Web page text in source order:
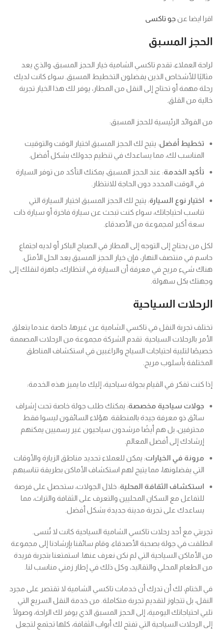
اقرا ايضا عن جو تاكسى
الحجز المسبق
لراحة العملاء، تقدم تاكسي الشامية خيار الحجز المسبق، والذي يعد
مثاليًا للأشخاص الذين يفضلون التخطيط المسبق. سواء كانت لديك
رحلة مهمة أو تحتاج إلى النقل من المطار، يوفر لك هذا الخيار تجربة
خالية من القلق.
من الفوائد الرئيسية للحجز المسبق:
تخطيط أفضل: يتيح لك الحجز المسبق اختيار الوقت والتوقيت
المناسب لك، مما يساعدك في تنظيم جدولك بشكل أفضل.
تأكيد الخدمة: عند الحجز المسبق، يمكنك التأكد من توفر السيارة
في الوقت المحدد دون الحاجة للانتظار.
اختيار نوع السيارة: يتيح لك الحجز المسبق اختيار السيارة التي
تناسب احتياجاتك، سواء كنت تبحث عن سيارة فاخرة أو سيارة ذات
سعة أكبر لمجموعة من الأصدقاء.
لكل من يحتاج إلى التوجه إلى المطار في الصباح الباكر أو لديه اجتماع
حاسم في منتصف النهار، فإن خيار الحجز المسبق يعد الحل الأمثل.
هناك شيء مريح في معرفة أن السيارة في انتظارك، جاهزة لنقلك إلى
وجهتك بكل سهولة.
الرحلات السياحية
تختلف تجربة النقل في تاكسي الشامية عن غيرها، خاصة عندما يتعلق
الأمر بالرحلات السياحية. تقدم الشركة مجموعة من الرحلات المصممة
خصيصًا لتلبية احتياجات السياح والراغبين في استكشاف المناطق
المختلفة بأسلوب مريح.
إذا كنت تفكر في القيام بجولة سياحية، إليك ما يميز هذه الخدمة:
جولات سياحية مخصصة: يمكنك طلب جولة خاصة تحت إشراف
سائق ذو معرفة جيدة بالمنطقة. هؤلاء السائقون ليسوا فقط
محترفين، بل هم أيضًا مرشدون سياحيون غير رسميين يمكنهم
إرشادك إلى أفضل المعالم.
مرونة في الخيارات: يمكن للعملاء تحديد مناطق الزيارة والأوقات
التي يفضلونها، مما يتيح لهم استكشاف الأماكن بطريقة تناسبهم.
استكشاف الثقافة المحلية: خلال الجولات، ستحصل على فرصة
للتفاعل مع السكان المحليين والتعرف على الثقافة والتراث، مما
يساعدك على تجربة مدينة جديدة بشكل أفضل.
تجربتي مع أحد رحلات تاكسي الشامية السياحية كانت لا تُنسى.
انطلقت في جولة بصحبة الأصدقاء، وقام سائقنا بإرشادنا إلى مجموعة
من الأماكن السياحية التي لم نكن نعرف عنها. استمتعنا بتجربة فريدة
من الطعام المحلي والتقاليد، وكل ذلك في إطار زمني مناسب لنا.
في الختام، لك أن تدرك أن خدمات تاكسي الشامية لا تقتصر على مجرد
النقل، بل تتجاوز لتقديم تجربة متكاملة. من خدمة النقل السريع التي
تلبي احتياجاتك اليومية، إلى الحجز المسبق الذي يوفر لك الراحة، وصولًا
إلى الرحلات السياحية التي تفتح لك أبواب الثقافة، كلها تجتمع لتجعل